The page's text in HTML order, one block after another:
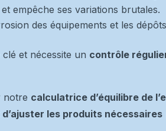
empêche ses variations brutales.
des équipements et les
et nécessite un contrôle
notre calculatrice d’équilibre de
les produits nécessaires